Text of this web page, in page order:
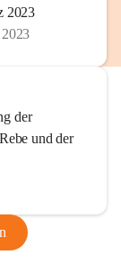
2023
der
und der